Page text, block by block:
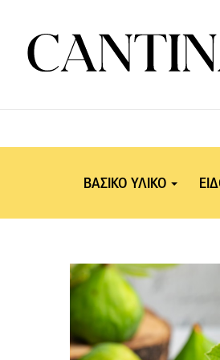
ΒΑΣΙΚΟ ΥΛΙΚΟ
Κρέας
Σοκολάτα
Ζύμες - Ψωμιά
Πουλερικά